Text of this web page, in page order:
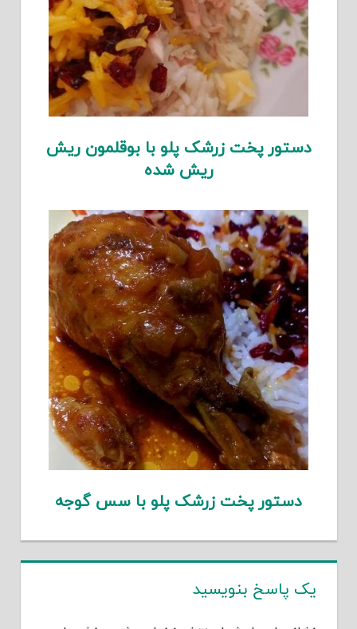
دستور پخت زرشک پلو با بوقلمون ریش
ریش شده
دستور پخت زرشک پلو با سس گوجه
یک پاسخ بنویسید